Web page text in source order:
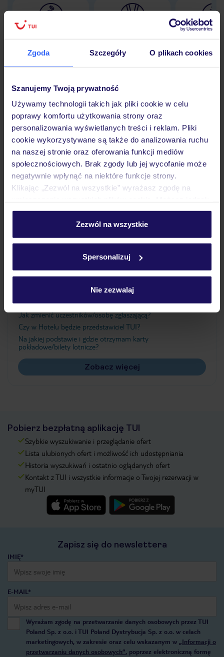
Zgoda Szczegóły O plikach cookies
Szanujemy Twoją prywatność
Używamy technologii takich jak pliki cookie w celu
poprawy komfortu użytkowania strony oraz
personalizowania wyświetlanych treści i reklam. Pliki
cookie wykorzystywane są także do analizowania ruchu
na naszej stronie oraz oferowania funkcji mediów
społecznościowych. Brak zgody lub jej wycofanie może
negatywnie wpłynąć na niektóre funkcje strony.
Klikając „Zezwól na wszystkie” wyrażasz zgodę na
personalizować swój wybór wchodząc w zakładkę
Szczegółowe informacje o plikach cookie znajdziesz
Zezwól na wszystkie
Spersonalizuj
Nie zezwalaj
podróży w Polsce
30 lat w
Hotel
Pokoje
Wyżywienie
Ważne informacje
Jak zmienić uczestników/osobę zgłaszającą?
Czy w Hotelu będzie przedstawiciel TUI?
Na jakiej podstawie i gdzie otrzymam karty
pokładowe/bilety lotnicze?
Zobacz więcej
Pobierz bezpłatną aplikację TUI
Szybkie wyszukiwanie i przeglądanie ofert
Lista ulubionych ofert i możliwość ich udostępniania
Historia wyszukiwań i ostatnio oglądanych ofert
Kontakt z TUI i wszystkie informacje o Twojej rezerwacji w
myTUI
Zapisz się do newslettera
IMIĘ*
E-MAIL*
Wyrażam zgodę na przetwarzanie danych osobowych przez TUI
Poland Sp. z o.o. i TUI Poland Dystrybucja Sp. z o.o. w celach
marketingowych, w zakresie oraz celu wskazanym w „Informacji o
przetwarzaniu danych osobowych”, poprzez elektroniczną formę